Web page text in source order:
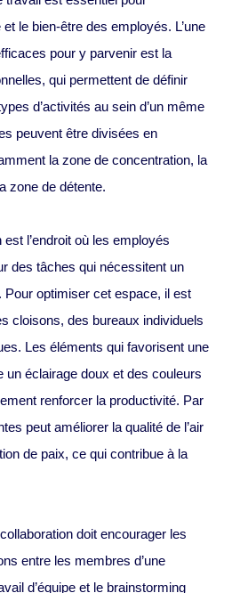
le bien-être des employés. L’une
pour y parvenir est la
qui permettent de définir
d’activités au sein d’un même
peuvent être divisées en
la zone de concentration, la
zone de détente.
l’endroit où les employés
des tâches qui nécessitent un
optimiser cet espace, il est
cloisons, des bureaux individuels
Les éléments qui favorisent une
éclairage doux et des couleurs
renforcer la productivité. Par
peut améliorer la qualité de l’air
de paix, ce qui contribue à la
doit encourager les
entre les membres d’une
d’équipe et le brainstorming